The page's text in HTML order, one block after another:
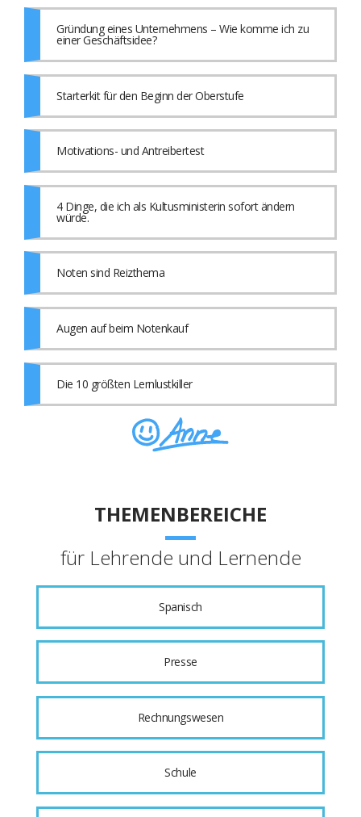
Gründung eines Unternehmens – Wie komme ich zu
einer Geschäftsidee?
Starterkit für den Beginn der Oberstufe
Motivations- und Antreibertest
4 Dinge, die ich als Kultusministerin sofort ändern
würde.
Noten sind Reizthema
Augen auf beim Notenkauf
Die 10 größten Lernlustkiller
THEMENBEREICHE
für Lehrende und Lernende
Spanisch
Presse
Rechnungswesen
Schule